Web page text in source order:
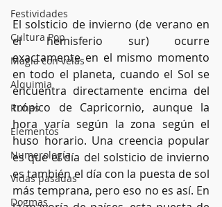
Festividades
Cultura Pop
Magia con velas
Alquimia
Runas
Elementos
Numerología
Vidas pasadas
Dogmas
El solsticio de invierno (de verano en
el hemisferio sur) ocurre
exactamente en el mismo momento
en todo el planeta, cuando el Sol se
encuentra directamente encima del
trópico de Capricornio, aunque la
hora varía según la zona según el
huso horario. Una creencia popular
es que el día del solsticio de invierno
es también el día con la puesta de sol
más temprana, pero eso no es así. En